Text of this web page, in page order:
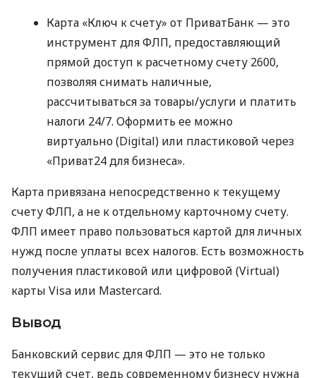
Карта «Ключ к счету» от ПриватБанк — это
инструмент для ФЛП, предоставляющий
прямой доступ к расчетному счету 2600,
позволяя снимать наличные,
рассчитываться за товары/услуги и платить
налоги 24/7. Оформить ее можно
виртуально (Digital) или пластиковой через
«Приват24 для бизнеса».
Карта привязана непосредственно к текущему
счету ФЛП, а не к отдельному карточному счету.
ФЛП имеет право пользоваться картой для личных
нужд после уплаты всех налогов. Есть возможность
получения пластиковой или цифровой (Virtual)
карты Visa или Mastercard.
Вывод
Банковский сервис для ФЛП — это не только
текущий счет, ведь современному бизнесу нужна